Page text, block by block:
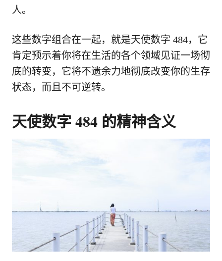
人。
这些数字组合在一起，就是天使数字 484，它
肯定预示着你将在生活的各个领域见证一场彻
底的转变，它将不遗余力地彻底改变你的生存
状态，而且不可逆转。
天使数字 484 的精神含义